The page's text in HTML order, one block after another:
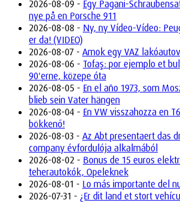
2026-08-09 - Egy Pagani-
nye på en Porsche 911
2026-08-08 - Ny, ny Vídeo-Vídeo:
er da! (VIDEO)
2026-08-07 - Amok egy VAZ
2026-08-06 - Tofaş: por ejemplo et
90'erne, közepe óta
2026-08-05 - En el año 1973, som
blieb sein Vater hängen
2026-08-04 - En VW visszahozza en
bökkenő!
2026-08-03 - Az Abt presentaert das
company évfordulója alkalmából
2026-08-02 - Bonus de 15 euros
teherautokók, Opeleknek
2026-08-01 - Lo más importante del
2026-07-31 - ¿Er dit land et stort